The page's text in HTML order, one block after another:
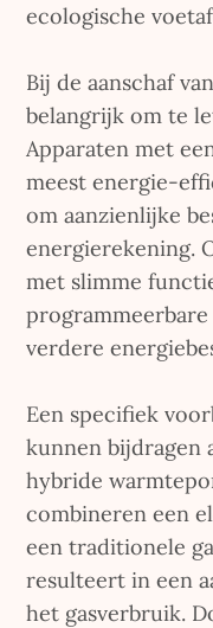
ecologische
Bij de aanschaf
belangrijk om te
Apparaten met
meest energie-
om aanzienlijke
energierekening.
met slimme
verdere
Een specifiek
kunnen bijdragen
hybride
combineren een
een traditionele
resulteert in een
het gasverbruik.